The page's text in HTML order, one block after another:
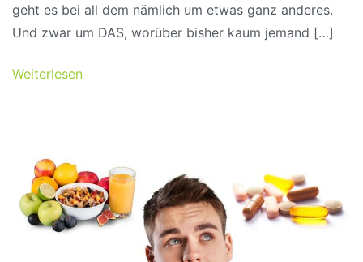
geht es bei all dem nämlich um etwas ganz anderes.
Und zwar um DAS, worüber bisher kaum jemand […]
Weiterlesen